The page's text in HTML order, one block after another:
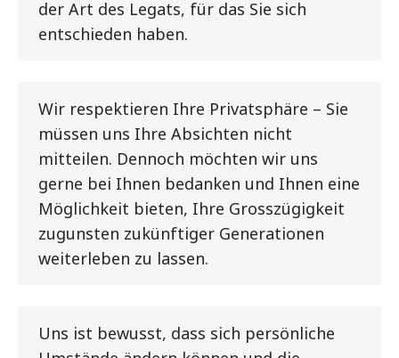
der Art des Legats, für das Sie sich
entschieden haben.
Wir respektieren Ihre Privatsphäre – Sie
müssen uns Ihre Absichten nicht
mitteilen. Dennoch möchten wir uns
gerne bei Ihnen bedanken und Ihnen eine
Möglichkeit bieten, Ihre Grosszügigkeit
zugunsten zukünftiger Generationen
weiterleben zu lassen.
Uns ist bewusst, dass sich persönliche